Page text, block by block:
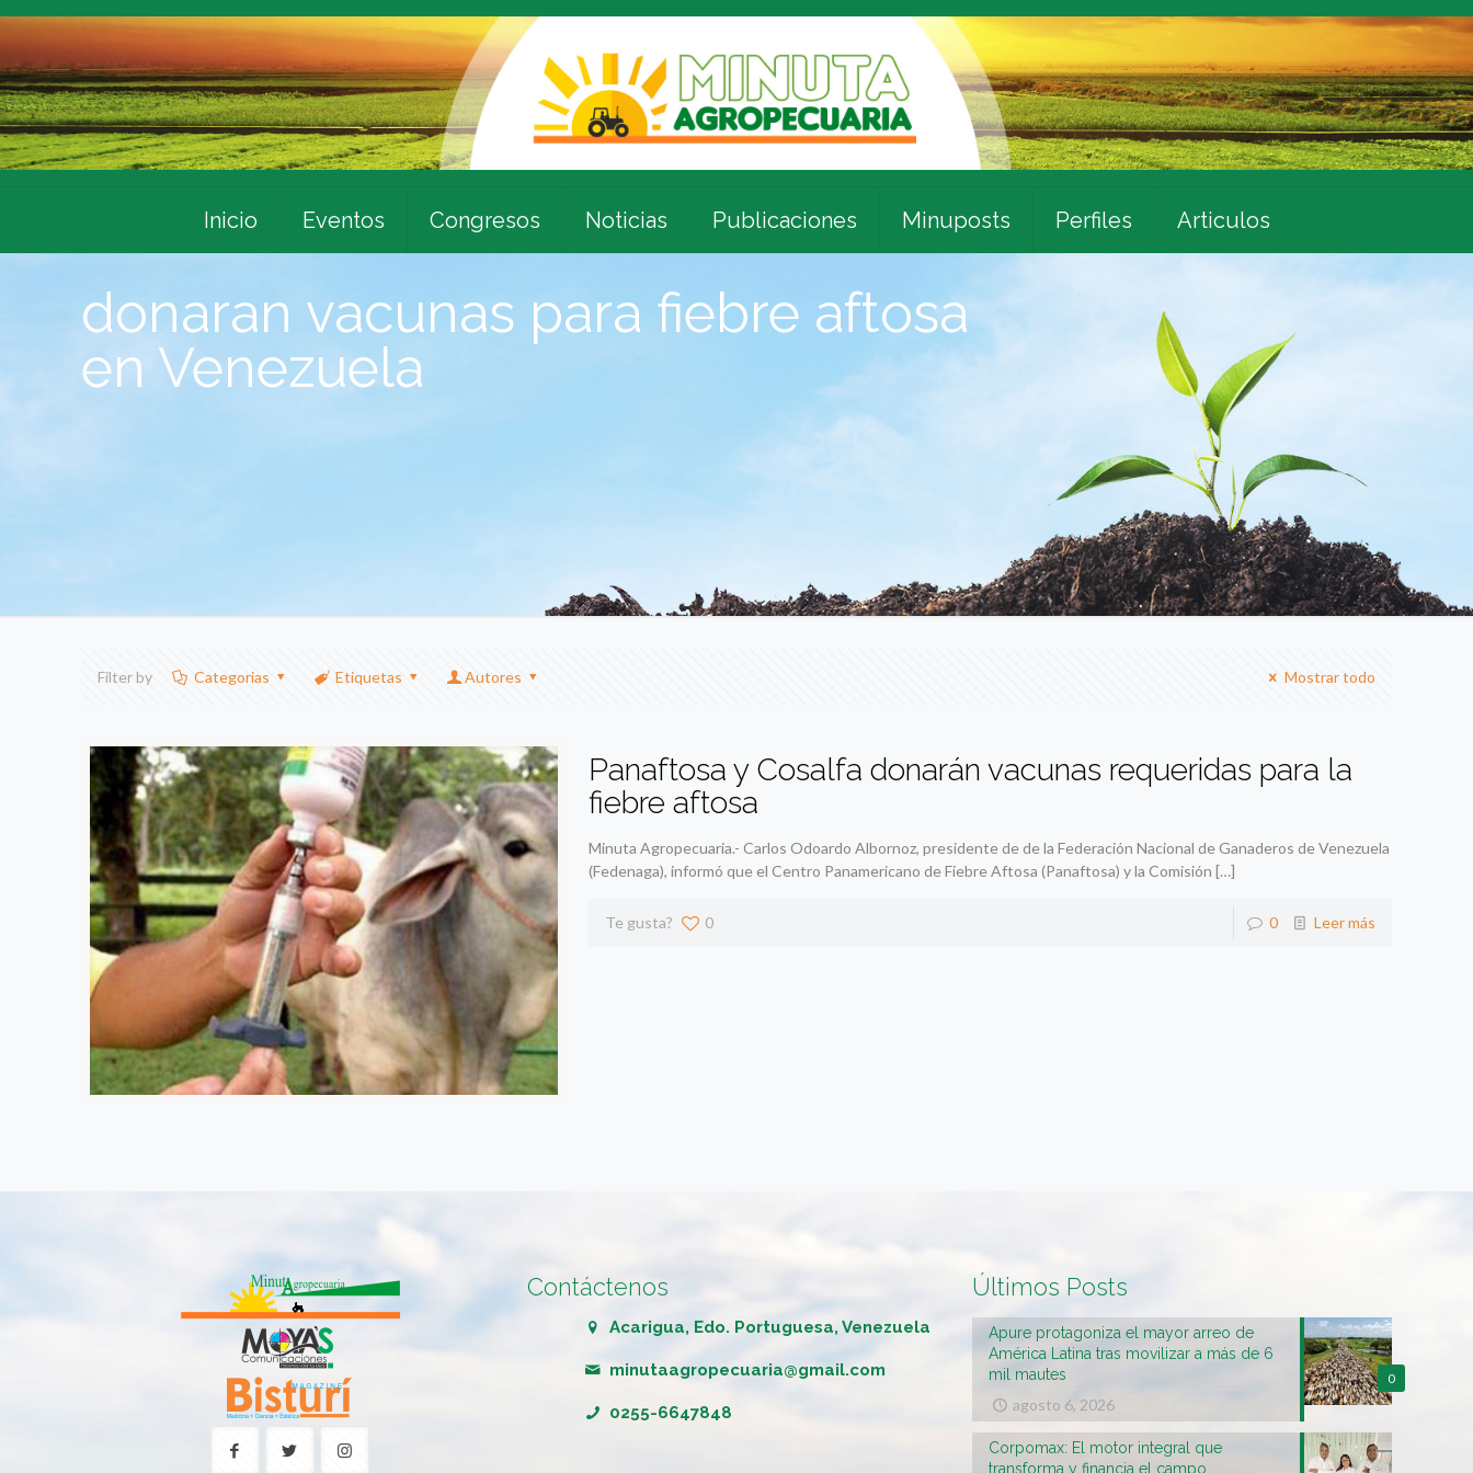
Inicio Eventos Congresos Noticias Publicaciones Minuposts Perfiles Articulos
donaran vacunas para fiebre aftosa
en Venezuela
Filter by Categorias Etiquetas Autores Mostrar todo
Panaftosa y Cosalfa donarán vacunas requeridas para la
fiebre aftosa
Minuta Agropecuaria.- Carlos Odoardo Albornoz, presidente de de la Federación Nacional de Ganaderos de Venezuela
(Fedenaga), informó que el Centro Panamericano de Fiebre Aftosa (Panaftosa) y la Comisión […]
Te gusta? 0 0 Leer más
Contáctenos
Acarigua, Edo. Portuguesa, Venezuela
minutaagropecuaria@gmail.com
0255-6647848
Últimos Posts
0
Apure protagoniza el mayor arreo de
América Latina tras movilizar a más de 6
mil mautes
agosto 6, 2026
Corpomax: El motor integral que
transforma y financia el campo